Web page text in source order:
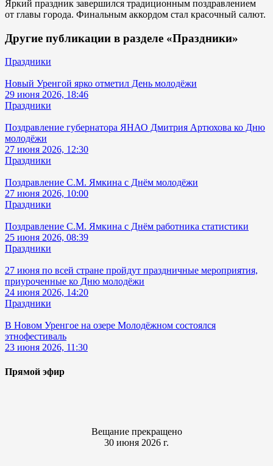
Яркий праздник завершился традиционным поздравлением
от главы города. Финальным аккордом стал красочный салют.
Другие публикации в разделе «Праздники»
Праздники
Новый Уренгой ярко отметил День молодёжи
29 июня 2026, 18:46
Праздники
Поздравление губернатора ЯНАО Дмитрия Артюхова ко Дню
молодёжи
27 июня 2026, 12:30
Праздники
Поздравление С.М. Ямкина с Днём молодёжи
27 июня 2026, 10:00
Праздники
Поздравление С.М. Ямкина с Днём работника статистики
25 июня 2026, 08:39
Праздники
27 июня по всей стране пройдут праздничные мероприятия,
приуроченные ко Дню молодёжи
24 июня 2026, 14:20
Праздники
В Новом Уренгое на озере Молодёжном состоялся
этнофестиваль
23 июня 2026, 11:30
Прямой эфир
Вещание прекращено
30 июня 2026 г.